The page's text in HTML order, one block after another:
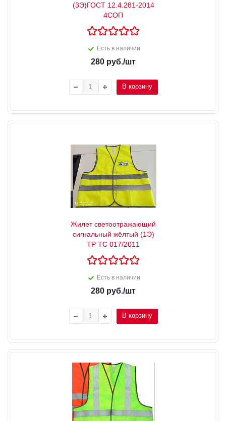
(3Э)ГОСТ 12.4.281-2014
4СОП
Есть в наличии
280 руб./шт
В корзину
Жилет светоотражающий
сигнальный жёлтый (1Э)
ТР ТС 017/2011
Есть в наличии
280 руб./шт
В корзину